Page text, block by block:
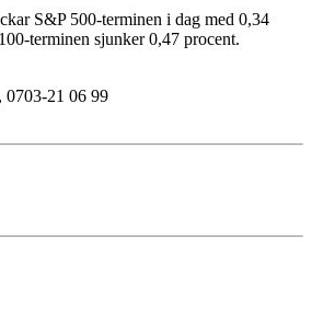
S&P 500-terminen i dag med 0,34
terminen sjunker 0,47 procent.
21 06 99